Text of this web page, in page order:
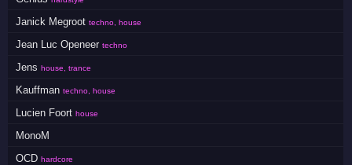
Janick Megroot techno, house
Jean Luc Openeer techno
Jens house, trance
Kauffman techno, house
Lucien Foort house
MonoM
OCD hardcore